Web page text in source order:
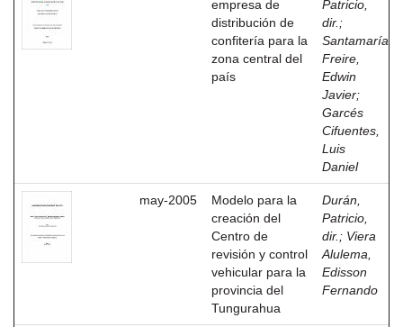
empresa de
distribución de
confitería para la
zona central del
país
Patricio,
dir. ;
Santamaría
Freire,
Edwin
Javier;
Garcés
Cifuentes,
Luis
Daniel
may-2005
Modelo para la
creación del
Centro de
revisión y control
vehicular para la
provincia del
Tungurahua
Durán,
Patricio,
dir. ; Viera
Alulema,
Edisson
Fernando